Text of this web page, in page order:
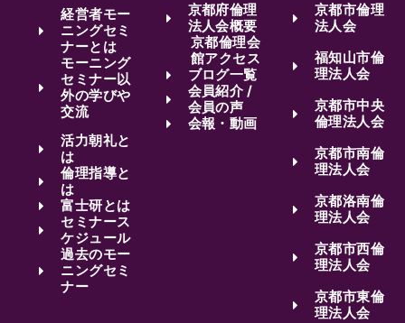
経営者モー
ニングセミ
ナーとは
モーニング
セミナー以
外の学びや
交流
活力朝礼と
は
倫理指導と
は
富士研とは
セミナース
ケジュール
過去のモー
ニングセミ
ナー
京都府倫理
法人会概要
京都倫理会
館アクセス
ブログ一覧
会員紹介 /
会員の声
会報・動画
京都市倫理
法人会
福知山市倫
理法人会
京都市中央
倫理法人会
京都市南倫
理法人会
京都洛南倫
理法人会
京都市西倫
理法人会
京都市東倫
理法人会